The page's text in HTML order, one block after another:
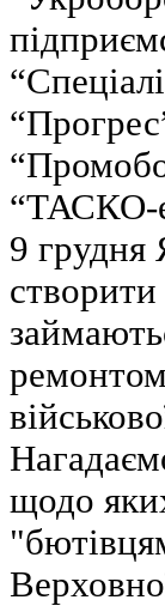
“ТАСКО-
9 грудня
щодо